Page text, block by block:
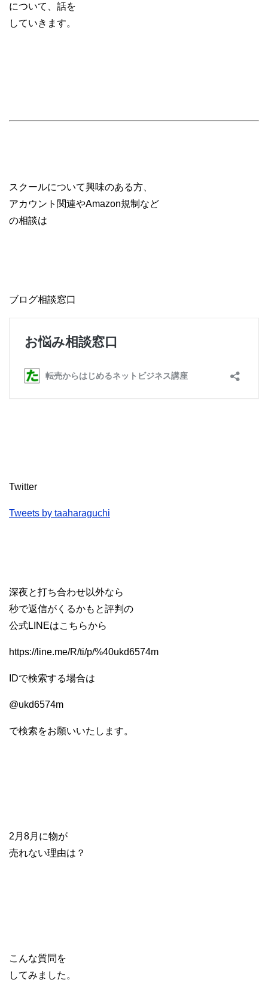
について、話を
していきます。
スクールについて興味のある方、
アカウント関連やAmazon規制など
の相談は
ブログ相談窓口
Twitter
Tweets by taaharaguchi
深夜と打ち合わせ以外なら
秒で返信がくるかもと評判の
公式LINEはこちらから
https://line.me/R/ti/p/%40ukd6574m
IDで検索する場合は
@ukd6574m
で検索をお願いいたします。
2月8月に物が
売れない理由は？
こんな質問を
してみました。